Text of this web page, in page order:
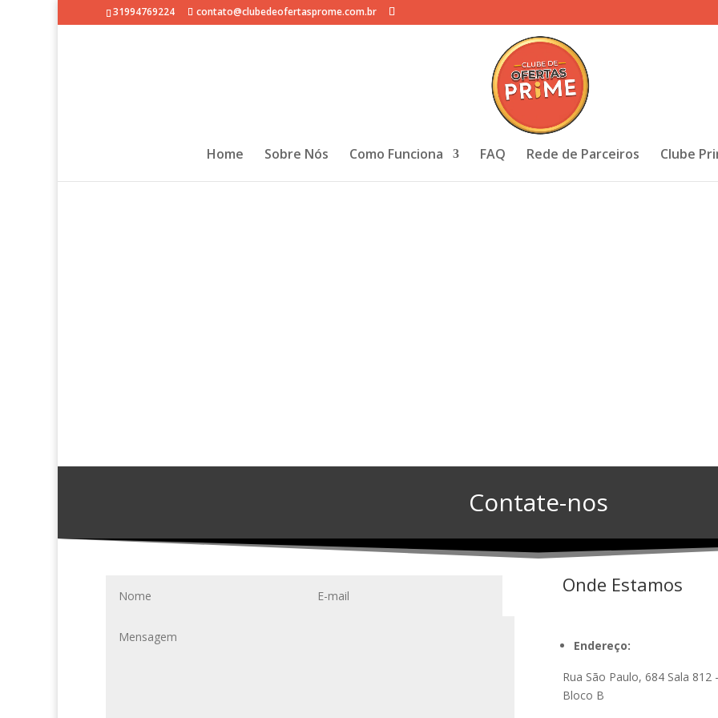
31994769224 contato@clubedeofertasprome.com.br
Home Sobre Nós Como Funciona FAQ Rede de Parceiros Clube
Contate-nos
Onde Estamos
Endereço:
Rua São Paulo, 684 Sala 812
Bloco B